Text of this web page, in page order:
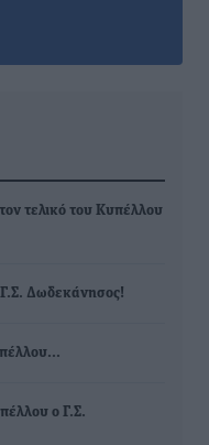
τελικό του Κυπέλλου
Δωδεκάνησος!
ο Γ.Σ.